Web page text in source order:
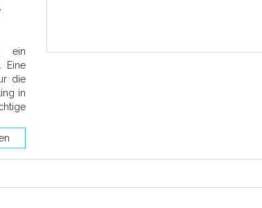
ein
Eine
die
in